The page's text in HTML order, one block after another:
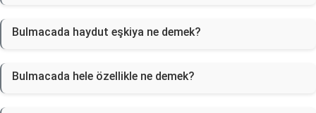
Bulmacada haydut eşkiya ne demek?
Bulmacada hele özellikle ne demek?